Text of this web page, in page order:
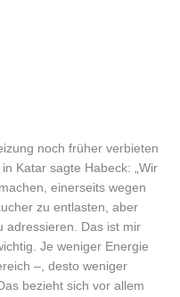
noch früher verbieten
Katar sagte Habeck: „Wir
einerseits wegen
zu entlasten, aber
adressieren. Das ist mir
Je weniger Energie
–, desto weniger
bezieht sich vor allem